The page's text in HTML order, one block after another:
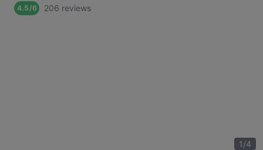
4.5/6 206 reviews
1/4